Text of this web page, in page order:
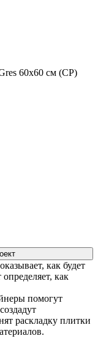
60x60 см (CP)
как будет
как
помогут
раскладку плитки